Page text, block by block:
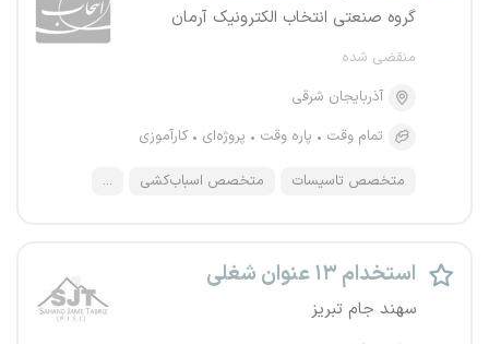
گروه صنعتی انتخاب الکترونیک آرمان
منقضی شده
آذربایجان شرقی
تمام وقت
پاره وقت پروژه‌ای کارآموزی
متخصص تاسیسات متخصص اسباب‌کشی ...
استخدام ۱۳ عنوان شغلی
سهند جام تبریز